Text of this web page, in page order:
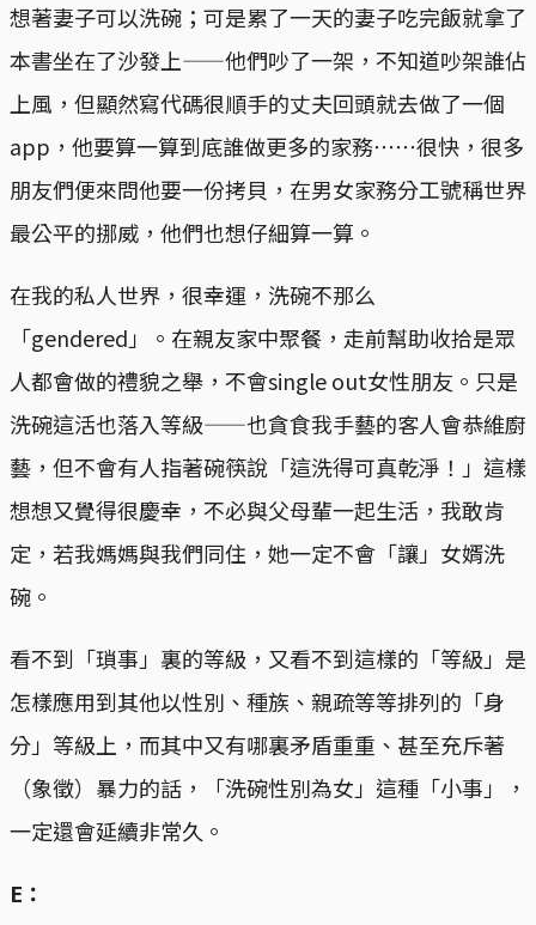
想著妻子可以洗碗；可是累了一天的妻子吃完飯就拿了
本書坐在了沙發上——他們吵了一架，不知道吵架誰佔
上風，但顯然寫代碼很順手的丈夫回頭就去做了一個
app，他要算一算到底誰做更多的家務⋯⋯很快，很多
朋友們便來問他要一份拷貝，在男女家務分工號稱世界
最公平的挪威，他們也想仔細算一算。
在我的私人世界，很幸運，洗碗不那么
「gendered」。在親友家中聚餐，走前幫助收拾是眾
人都會做的禮貌之舉，不會single out女性朋友。只是
洗碗這活也落入等級——也貪食我手藝的客人會恭維廚
藝，但不會有人指著碗筷說「這洗得可真乾淨！」這樣
想想又覺得很慶幸，不必與父母輩一起生活，我敢肯
定，若我媽媽與我們同住，她一定不會「讓」女婿洗
碗。
看不到「瑣事」裏的等級，又看不到這樣的「等級」是
怎樣應用到其他以性別、種族、親疏等等排列的「身
分」等級上，而其中又有哪裏矛盾重重、甚至充斥著
（象徵）暴力的話，「洗碗性別為女」這種「小事」，
一定還會延續非常久。
E：